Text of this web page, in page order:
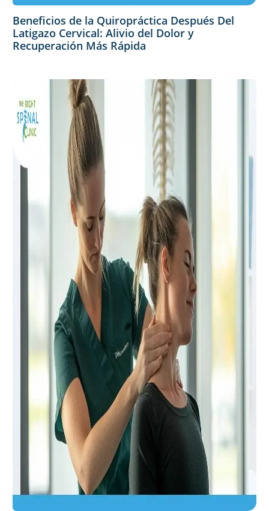
Beneficios de la Quiropráctica Después Del
Latigazo Cervical: Alivio del Dolor y
Recuperación Más Rápida